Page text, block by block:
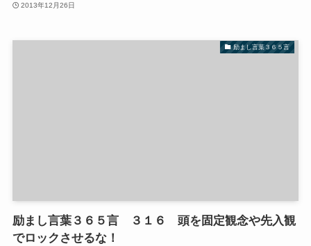
2013年12月26日
励まし言葉３６５言
励まし言葉３６５言 ３１６ 頭を固定観念や先入観
でロックさせるな！